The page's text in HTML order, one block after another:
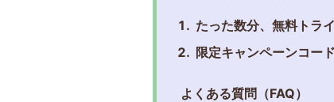
たった数分、無料トラ
限定キャンペーンコー
よくある質問（FAQ）